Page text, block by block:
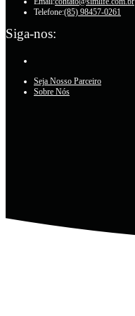
Telefone:(85) 98457-0261
Siga-nos:
Seja Nosso Parceiro
Sobre Nós